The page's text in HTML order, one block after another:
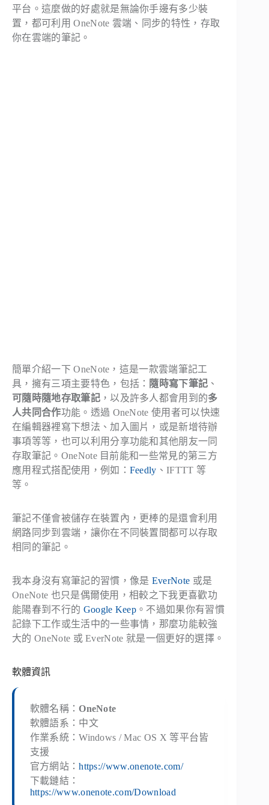
平台。這麼做的好處就是無論你手邊有多少裝
置，都可利用 OneNote 雲端、同步的特性，存取
你在雲端的筆記。
簡單介紹一下 OneNote，這是一款雲端筆記工
具，擁有三項主要特色，包括： 隨時寫下筆記 、
可隨時隨地存取筆記，以及許多人都會用到的多
人共同合作功能。透過 OneNote 使用者可以快速
在編輯器裡寫下想法、加入圖片，或是新增待辦
事項等等，也可以利用分享功能和其他朋友一同
存取筆記。OneNote 目前能和一些常見的第三方
應用程式搭配使用，例如： Feedly 、IFTTT 等
等。
筆記不僅會被儲存在裝置內，更棒的是還會利用
網路同步到雲端，讓你在不同裝置間都可以存取
相同的筆記。
我本身沒有寫筆記的習慣，像是 EverNote 或是
OneNote 也只是偶爾使用，相較之下我更喜歡功
能陽春到不行的 Google Keep 。不過如果你有習慣
記錄下工作或生活中的一些事情，那麼功能較強
大的 OneNote 或 EverNote 就是一個更好的選擇。
軟體資訊
軟體名稱：OneNote
軟體語系：中文
作業系統：Windows / Mac OS X 等平台皆
支援
官方網站：https://www.onenote.com/
下載鏈結：
https://www.onenote.com/Download